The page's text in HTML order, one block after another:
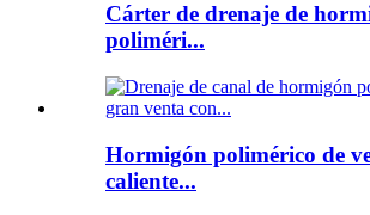
Cárter de drenaje de
poliméri...
Hormigón polimérico de
caliente...